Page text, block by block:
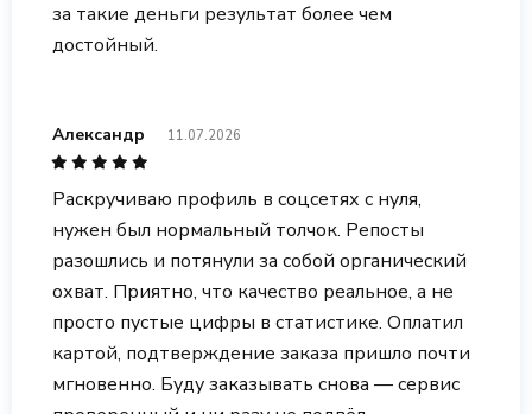
за такие деньги результат более чем
достойный.
Александр 11.07.2026
Раскручиваю профиль в соцсетях с нуля,
нужен был нормальный толчок. Репосты
разошлись и потянули за собой органический
охват. Приятно, что качество реальное, а не
просто пустые цифры в статистике. Оплатил
картой, подтверждение заказа пришло почти
мгновенно. Буду заказывать снова — сервис